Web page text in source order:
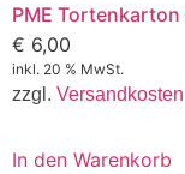
PME Tortenkarton
€ 6,00
inkl. 20 % MwSt.
zzgl. Versandkosten
In den Warenkorb